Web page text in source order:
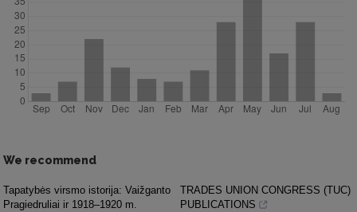
We recommend
Tapatybės virsmo istorija: Vaižganto
Pragiedruliai ir 1918–1920 m.
TRADES UNION CONGRESS (TUC)
PUBLICATIONS